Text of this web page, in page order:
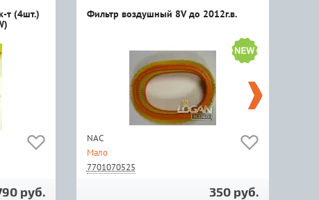
т (4шт.)
руб.
Фильтр воздушный 8V до 2012г.в.
NAC
Мало
7701070525
350 руб.